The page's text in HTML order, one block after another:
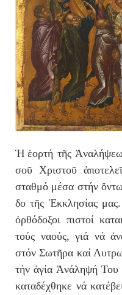
Ἡ ἑ­ορ­τή τῆς
σοῦ Χρι­στοῦ
στα­θμό μέ­σα στήν
δο τῆς Ἐκ­κλη­σί­ας
ὀρ­θό­δο­ξοι πι­στοί
τούς να­ούς, γι­ά νά
στόν Σω­τῆ­ρα καί
τήνἁ­γί­α Ἀ­νά­λη­ψήΤου
κα­τα­δέ­χθη­κε νά